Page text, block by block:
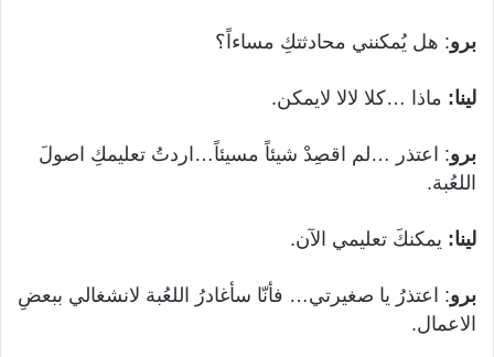
برو: هل يُمكنني محادثتكِ مساءاً؟
لينا: ماذا …كلا لالا لايمكن.
برو: اعتذر …لم اقصِدْ شيئاً مسيئاً…اردتُ تعليمكِ اصولَ
اللعُبة.
لينا: يمكنكَ تعليمي الآن.
برو: اعتذرُ يا صغيرتي… فأنّا سأغادرُ اللعُبة لانشغالي ببعضِ
الاعمال.